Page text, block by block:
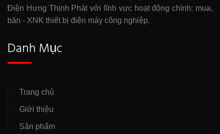
Điện Hưng Thịnh Phát với lĩnh vực hoạt động chính: mua,
bán - XNK thiết bị điện máy công nghiệp.
Danh Mục
Trang chủ
Giới thiệu
Sản phẩm